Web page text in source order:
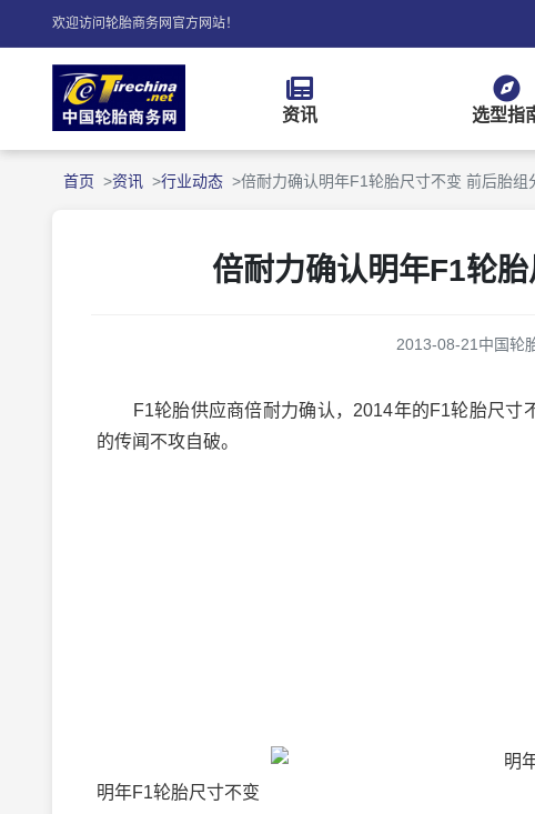
欢迎访问轮胎商务网官方网站！
资讯 选型指
首页 资讯 行业动态 倍耐力确认明年F1轮胎尺寸不变 前后胎组
倍耐力确认明年F1轮
2013-08-21 中国轮
F1轮胎供应商倍耐力确认，2014年的F1轮胎尺寸
的传闻不攻自破。
明年F1轮胎尺寸不变